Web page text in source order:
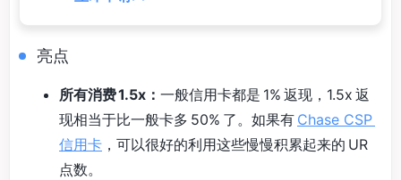
亮点
所有消费 1.5x： 一般信用卡都是 1% 返现，1.5x 返
现相当于比一般卡多 50% 了。如果有 Chase CSP
信用卡 ，可以很好的利用这些慢慢积累起来的 UR
点数。